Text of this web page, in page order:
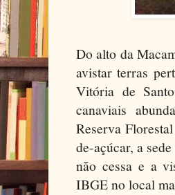
Do alto da
avistar terras
Vitória de
canaviais
Reserva
de-açúcar, a
não cessa e a
IBGE no local